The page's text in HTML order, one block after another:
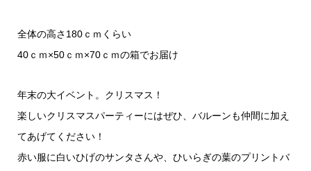
全体の高さ180ｃｍくらい
40ｃｍ×50ｃｍ×70ｃｍの箱でお届け
年末の大イベント。クリスマス！
楽しいクリスマスパーティーにはぜひ、バルーンも仲間に加え
てあげてください！
赤い服に白いひげのサンタさんや、ひいらぎの葉のプリントバ